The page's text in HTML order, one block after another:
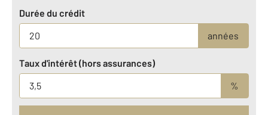
Durée du crédit
années
Taux d'intérêt (hors assurances)
%